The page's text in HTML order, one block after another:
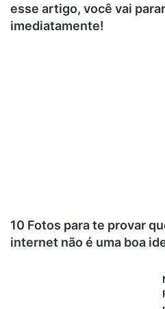
esse artigo, você vai
imediatamente!
10 Fotos para te provar
internet não é uma boa